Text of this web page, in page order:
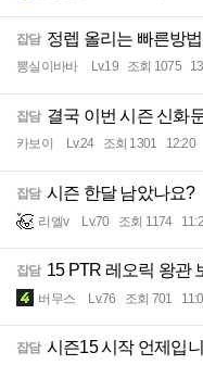
잡담 정렙 올리는 빠른방
뽕실이바바 Lv.19 조회 1075
잡담 결국 이번 시즌 신화
카보이 Lv.24 조회 1301 12:20
잡담 시즌 한달 남았나요?
리엘v Lv.70 조회 1174
잡담 15 PTR 레오릭 왕관
버무스 Lv.76 조회 701
잡담 시즌15 시작 언제입